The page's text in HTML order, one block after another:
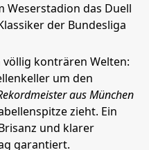
Weserstadion das Duell
der Bundesliga
völlig konträren Welten:
um den
aus München
zieht. Ein
und klarer
garantiert.